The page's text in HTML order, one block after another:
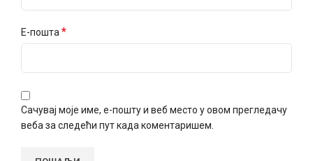
Е-пошта*
Сачувај моје име, е-пошту и веб место у овом прегледачу
веба за следећи пут када коментаришем.